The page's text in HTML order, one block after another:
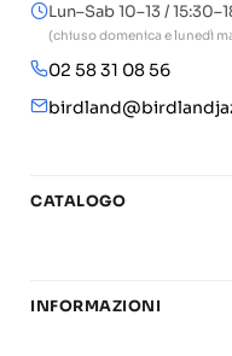
Lun–Sab 10–13 /
(chiuso domenica e lunedì
02 58 31 08 56
CATALOGO
Chitarra
INFORMAZIONI